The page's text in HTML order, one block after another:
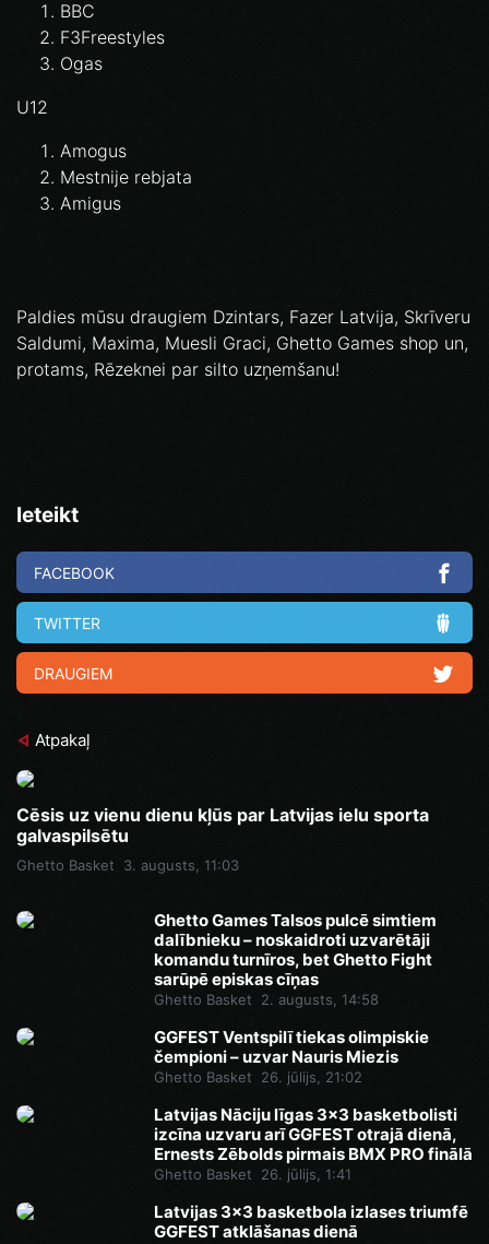
BBC
F3Freestyles
Ogas
U12
Amogus
Mestnije rebjata
Amigus
Paldies mūsu draugiem Dzintars, Fazer Latvija, Skrīveru
Saldumi, Maxima, Muesli Graci, Ghetto Games shop un,
protams, Rēzeknei par silto uzņemšanu!
Ieteikt
FACEBOOK
TWITTER
DRAUGIEM
Atpakaļ
Cēsis uz vienu dienu kļūs par Latvijas ielu sporta
galvaspilsētu
Ghetto Basket 3. augusts, 11:03
Ghetto Games Talsos pulcē simtiem
dalībnieku – noskaidroti uzvarētāji
komandu turnīros, bet Ghetto Fight
sarūpē episkas cīņas
Ghetto Basket 2. augusts, 14:58
GGFEST Ventspilī tiekas olimpiskie
čempioni – uzvar Nauris Miezis
Ghetto Basket 26. jūlijs, 21:02
Latvijas Nāciju līgas 3x3 basketbolisti
izcīna uzvaru arī GGFEST otrajā dienā,
Ernests Zēbolds pirmais BMX PRO finālā
Ghetto Basket 26. jūlijs, 1:41
Latvijas 3x3 basketbola izlases triumfē
GGFEST atklāšanas dienā